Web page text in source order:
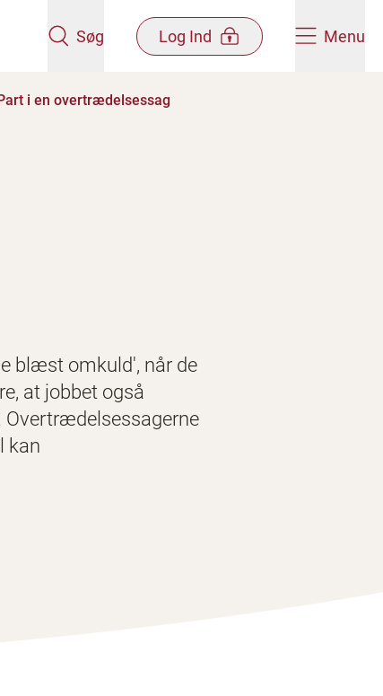
Søg Log Ind Menu
i en overtrædelsessag
blæst omkuld', når de
at jobbet også
Overtrædelsessagerne
kan